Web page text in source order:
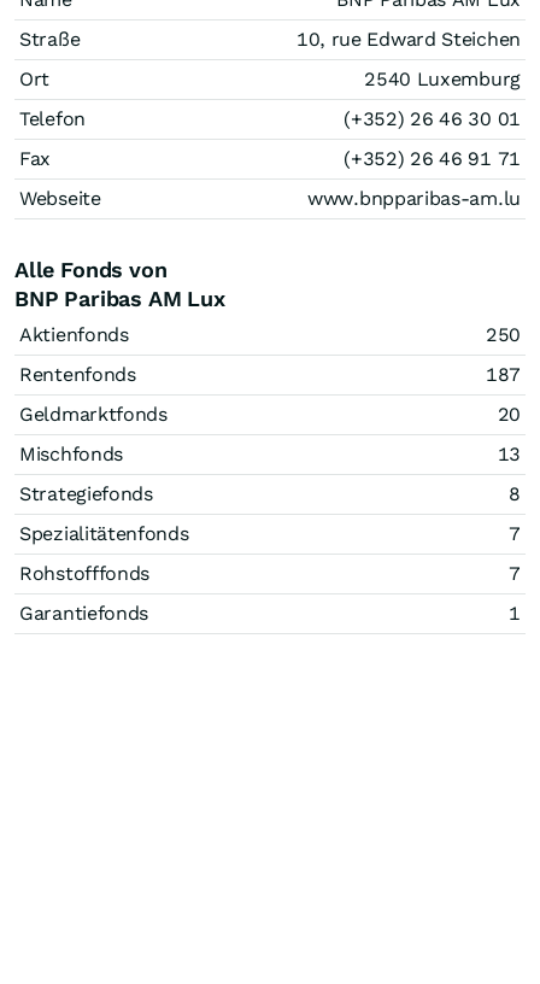
Straße
10, rue Edward Steichen
Ort
2540 Luxemburg
Telefon
(+352) 26 46 30 01
Fax
(+352) 26 46 91 71
Webseite
www.bnpparibas-am.lu
Alle Fonds von
BNP Paribas AM Lux
Aktienfonds
250
Rentenfonds
187
Geldmarktfonds
20
Mischfonds
13
Strategiefonds
8
Spezialitätenfonds
7
Rohstofffonds
7
Garantiefonds
1